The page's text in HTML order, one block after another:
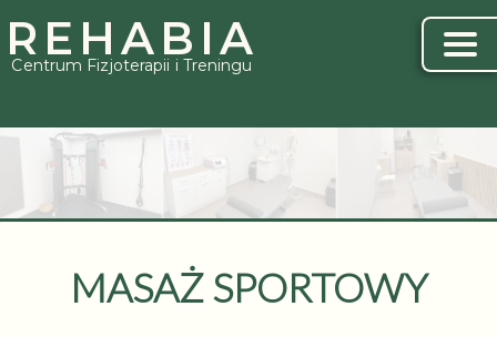
REHABIA
Centrum Fizjoterapii i Treningu
MASAŻ SPORTOWY